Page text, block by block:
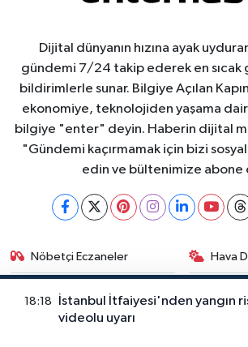
Dijital dünyanın hızına ayak
gündemi 7/24 takip ederek en sıcak
bildirimlerle sunar. Bilgiye Açılan
ekonomiye, teknolojiden yaşama dair
bilgiye "enter" deyin. Haberin dijital
"Gündemi kaçırmamak için bizi
edin ve bültenimize abone
Nöbetçi Eczaneler Hava
İstanbul Namaz Vakitleri Trafik
18:18
İstanbul İtfaiyesi'nden yangın
videolu uyarı